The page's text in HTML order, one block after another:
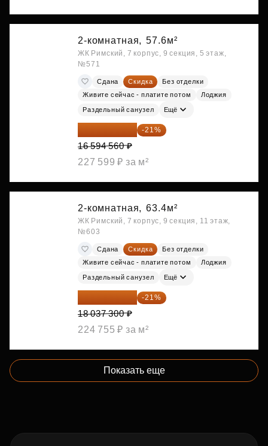
2-комнатная, 57.6м²
ЖК Римский, 7 корпус, 9 секция, 5 этаж,
№571
Сдана Скидка
Без отделки
Живите сейчас - платите потом
Лоджия
Раздельный санузел Ещё
13 109 702 ₽ -21%
16 594 560 ₽
227 599 ₽ за м²
2-комнатная, 63.4м²
ЖК Римский, 7 корпус, 9 секция, 11 этаж,
№603
Сдана Скидка
Без отделки
Живите сейчас - платите потом
Лоджия
Раздельный санузел Ещё
14 249 467 ₽ -21%
18 037 300 ₽
224 755 ₽ за м²
Показать еще